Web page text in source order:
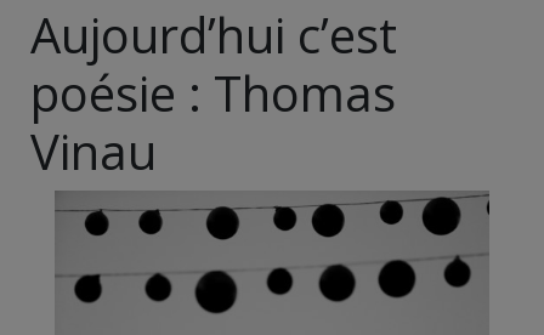
Aujourd’hui c’est
poésie : Thomas
Vinau